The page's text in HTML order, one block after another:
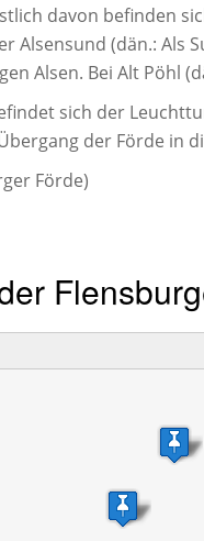
davon befinden
Alsensund (dän.: Als
Alsen. Bei Alt Pöhl
sich der
der Förde in
Förde)